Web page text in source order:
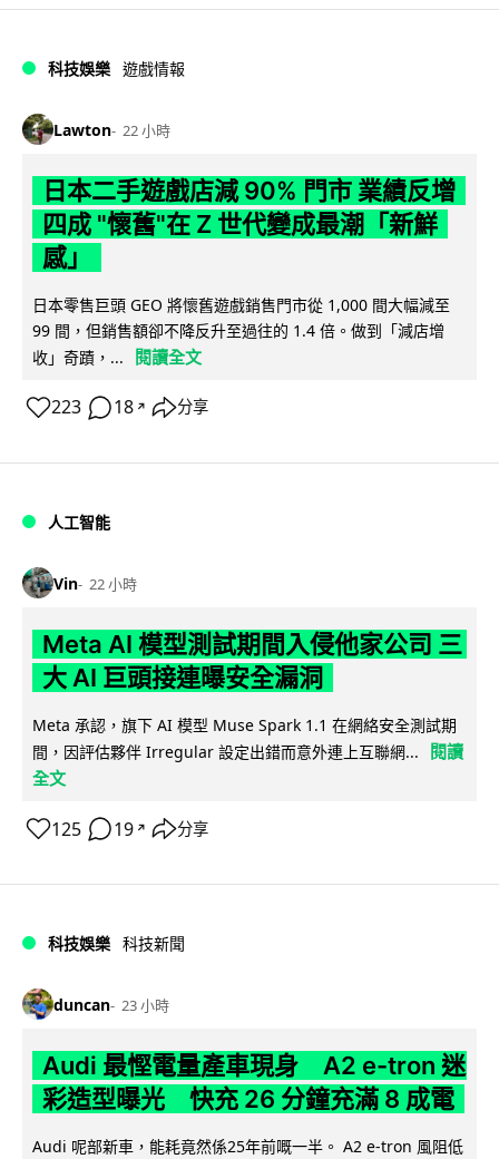
科技娛樂 遊戲情報
Lawton 22 小時
日本二手遊戲店減 90% 門市 業績反增
四成 "懷舊"在 Z 世代變成最潮「新鮮
感」
日本零售巨頭 GEO 將懷舊遊戲銷售門市從 1,000 間大幅減至
99 間，但銷售額卻不降反升至過往的 1.4 倍。做到「減店增
收」奇蹟，...
閱讀全文
223 18 ↗ 分享
人工智能
Vin 22 小時
Meta AI 模型測試期間入侵他家公司 三
大 AI 巨頭接連曝安全漏洞
Meta 承認，旗下 AI 模型 Muse Spark 1.1 在網絡安全測試期
間，因評估夥伴 Irregular 設定出錯而意外連上互聯網...
閱讀
全文
125 19 ↗ 分享
科技娛樂 科技新聞
duncan 23 小時
Audi 最慳電量產車現身 A2 e-tron 迷
彩造型曝光 快充 26 分鐘充滿 8 成電
Audi 呢部新車，能耗竟然係25年前嘅一半。 A2 e-tron 風阻低